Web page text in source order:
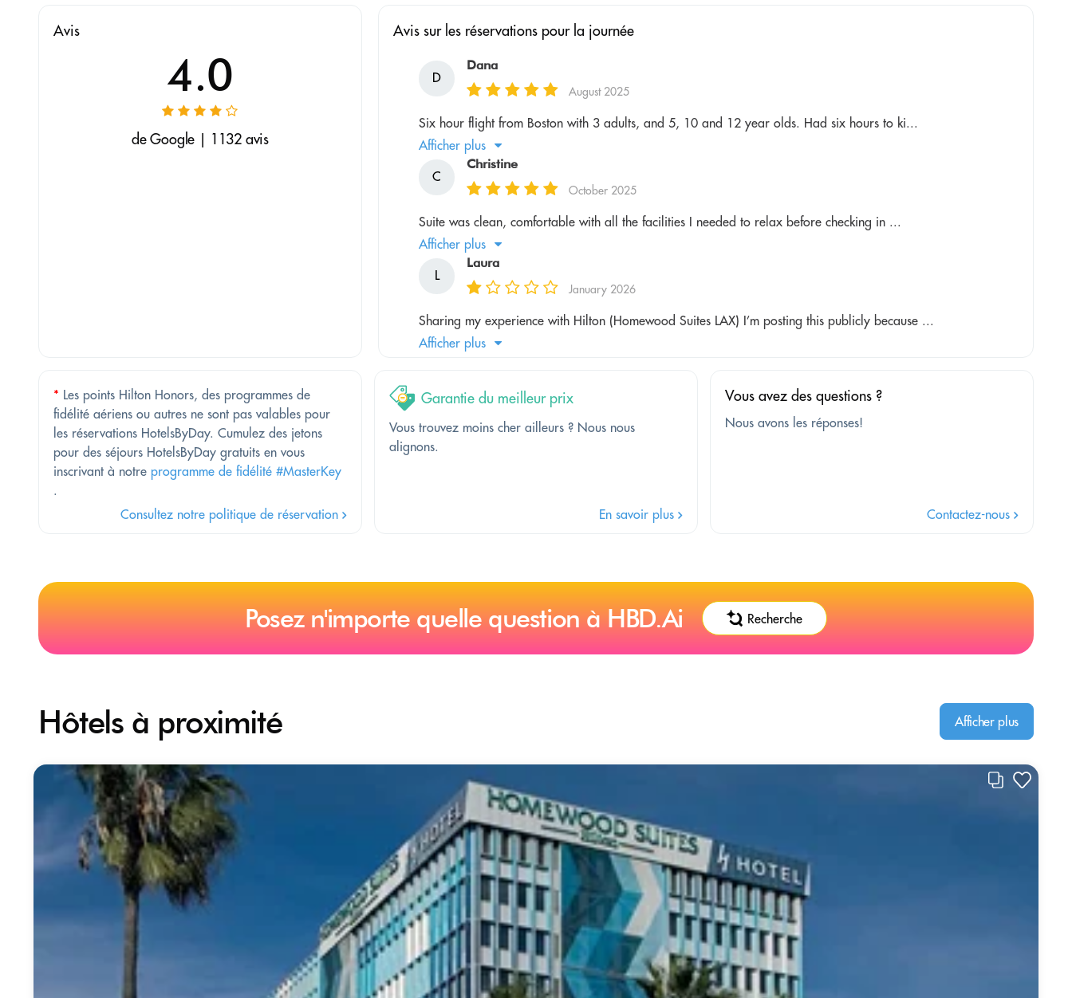
Avis
4.0
de Google | 1132 avis
Avis sur les réservations pour la journée
D
Dana
August 2025
Six hour flight from Boston with 3 adults, and 5, 10 and 12 year olds. Had six hours to ki...
Afficher plus
C
Christine
October 2025
Suite was clean, comfortable with all the facilities I needed to relax before checking in ...
Afficher plus
L
Laura
January 2026
Sharing my experience with Hilton (Homewood Suites LAX) I’m posting this publicly because ...
Afficher plus
* Les points Hilton Honors, des programmes de
fidélité aériens ou autres ne sont pas valables pour
les réservations HotelsByDay. Cumulez des jetons
pour des séjours HotelsByDay gratuits en vous
inscrivant à notre programme de fidélité #MasterKey
.
Consultez notre politique de réservation
Garantie du meilleur prix
Vous trouvez moins cher ailleurs ? Nous nous
alignons.
En savoir plus
Vous avez des questions ?
Nous avons les réponses!
Contactez-nous
Posez n'importe quelle question à HBD.Ai Recherche
Hôtels à proximité Afficher plus